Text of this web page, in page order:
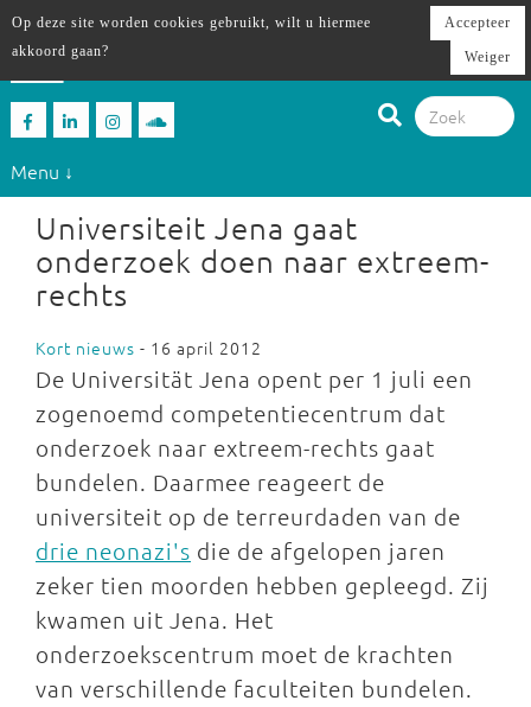
Menu ↓
Universiteit Jena gaat
onderzoek doen naar extreem-
rechts
Kort nieuws - 16 april 2012
De Universität Jena opent per 1 juli een
zogenoemd competentiecentrum dat
onderzoek naar extreem-rechts gaat
bundelen. Daarmee reageert de
universiteit op de terreurdaden van de
drie neonazi's die de afgelopen jaren
zeker tien moorden hebben gepleegd. Zij
kwamen uit Jena. Het
onderzoekscentrum moet de krachten
van verschillende faculteiten bundelen.
Op deze site worden cookies gebruikt, wilt u hiermee
akkoord gaan?
Accepteer
Weiger